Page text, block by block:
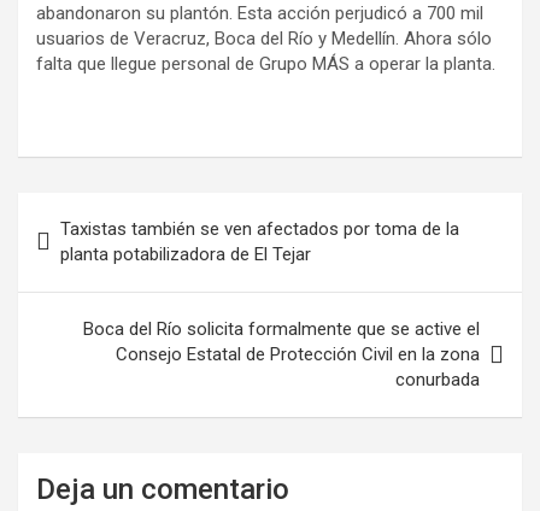
abandonaron su plantón. Esta acción perjudicó a 700 mil
usuarios de Veracruz, Boca del Río y Medellín. Ahora sólo
falta que llegue personal de Grupo MÁS a operar la planta.
Taxistas también se ven afectados por toma de la
planta potabilizadora de El Tejar
Boca del Río solicita formalmente que se active el
Consejo Estatal de Protección Civil en la zona
conurbada
Deja un comentario